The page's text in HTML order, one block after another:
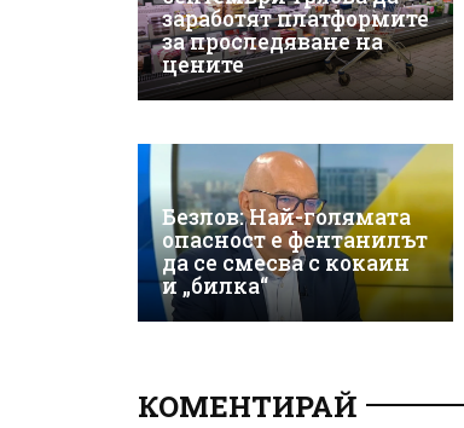
заработят платформите
за проследяване на
цените
Безлов: Най-голямата
опасност е фентанилът
да се смесва с кокаин
и „билка“
КОМЕНТИРАЙ